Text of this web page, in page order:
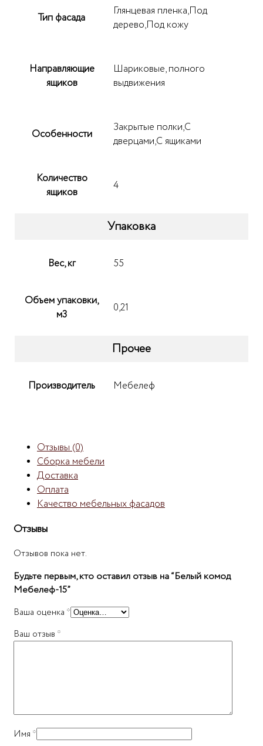
Тип фасада
Глянцевая пленка,Под
дерево,Под кожу
Направляющие
ящиков
Шариковые, полного
выдвижения
Особенности
Закрытые полки,С
дверцами,С ящиками
Количество
ящиков
4
Упаковка
Вес, кг 55
Объем упаковки,
м3
0,21
Прочее
Производитель Мебелеф
Отзывы (0)
Сборка мебели
Доставка
Оплата
Качество мебельных фасадов
Отзывы
Отзывов пока нет.
Будьте первым, кто оставил отзыв на “Белый комод
Мебелеф-15”
Ваша оценка *
Ваш отзыв *
Имя *